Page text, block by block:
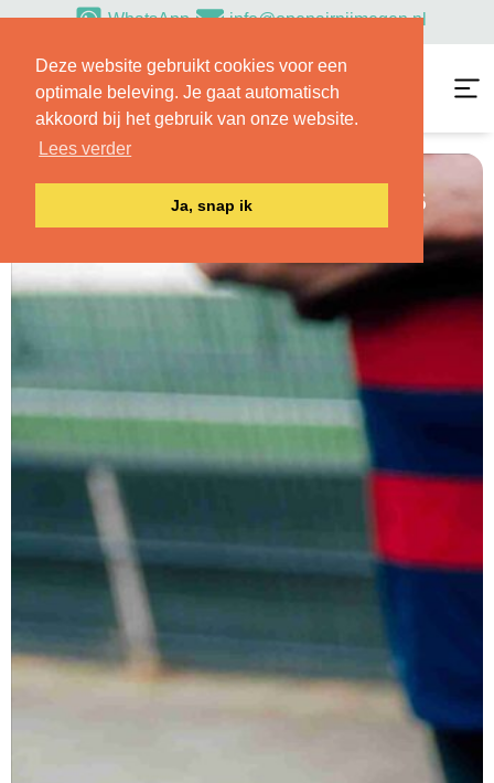
Deze website gebruikt cookies voor een
optimale beleving. Je gaat automatisch
akkoord bij het gebruik van onze website.
Lees verder
Ja, snap ik
WhatsApp info@openairnijmegen.nl
Over OpenAir Fitness